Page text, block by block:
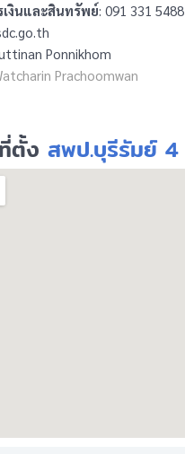
งินและสินทรัพย์: 091 331 5488
Ponnikhom
Prachoomwan
ที่ตั้ง สพป.บุรีรัมย์ 4